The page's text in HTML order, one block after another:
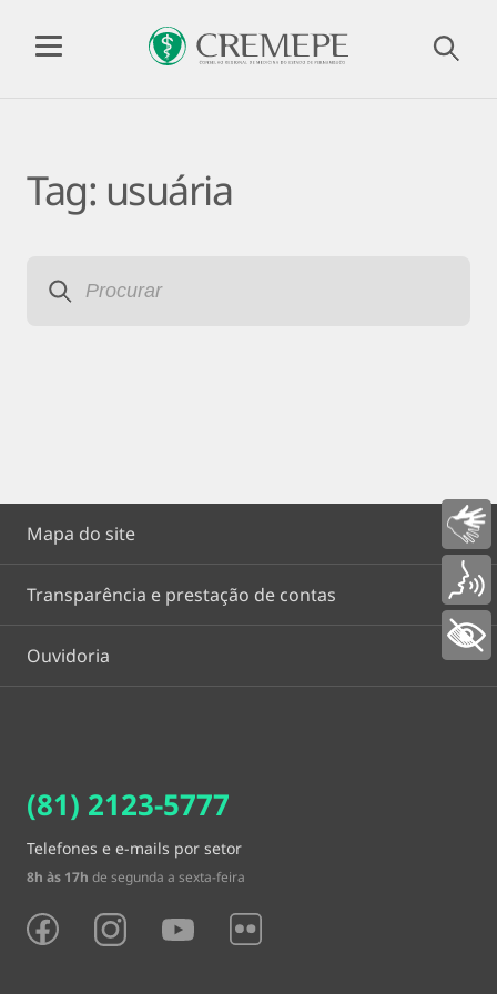
Tag: usuária
Mapa do site
Transparência e prestação de contas
Ouvidoria
(81) 2123-5777
Telefones e e-mails por setor
8h às 17h de segunda a sexta-feira